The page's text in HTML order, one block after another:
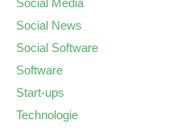
Social Media
Social News
Social Software
Software
Start-ups
Technologie